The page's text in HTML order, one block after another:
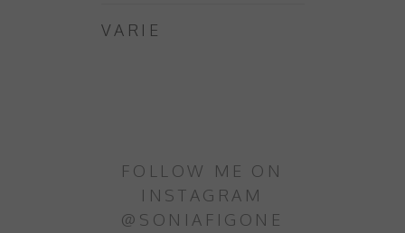
VARIE
FOLLOW ME ON
INSTAGRAM
@SONIAFIGONE